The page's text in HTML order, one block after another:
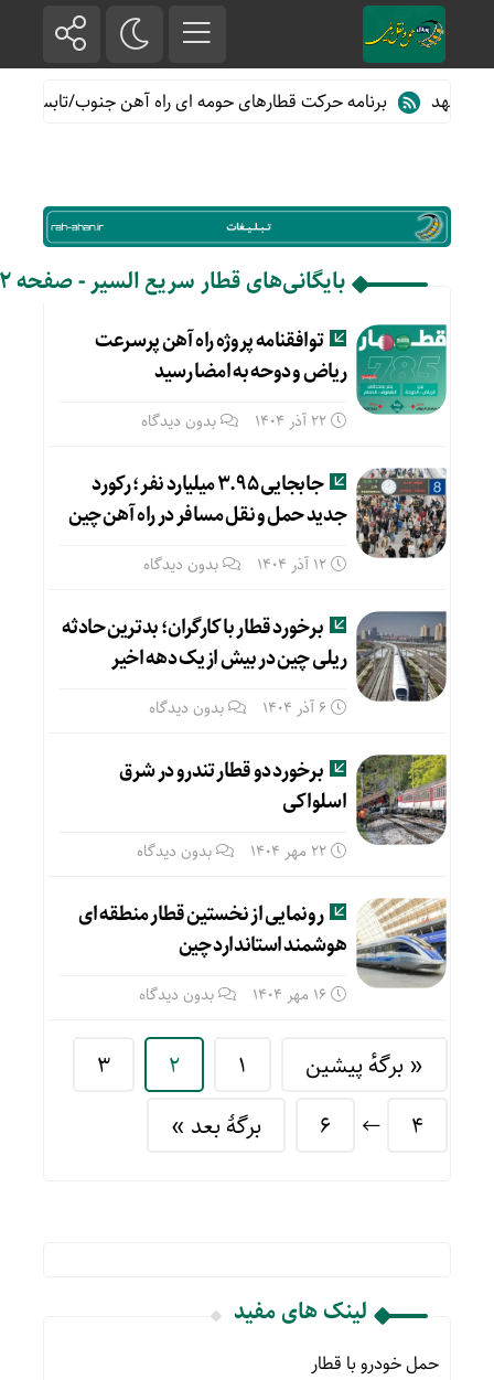
برنامه حرکت قطارهای حومه ای راه آهن جنوب/تابستان۱۴۰۵
بایگانی‌های قطار سریع السیر - صفحه 2 از 6
توافقنامه پروژه راه آهن پرسرعت
ریاض و دوحه به امضا رسید
22 آذر 1404 بدون دیدگاه
جابجایی ۳.۹۵ میلیارد نفر؛ رکورد
جدید حمل و نقل مسافر در راه آهن چین
12 آذر 1404 بدون دیدگاه
برخورد قطار با کارگران؛ بدترین حادثه
ریلی چین در بیش از یک دهه اخیر
6 آذر 1404 بدون دیدگاه
برخورد دو قطار تندرو در شرق
اسلواکی
22 مهر 1404 بدون دیدگاه
رونمایی از نخستین قطار منطقه ای
هوشمند استاندارد چین
16 مهر 1404 بدون دیدگاه
« برگه‌ٔ پیشین 1
2
3
4
6 برگهٔ بعد »
لینک های مفید
حمل خودرو با قطار